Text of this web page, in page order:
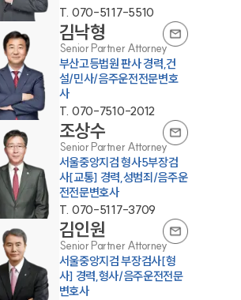
팀소개
T. 070-5117-5510
김낙형
Senior Partner Attorney
부산고등법원 판사 경력,건
설/민사/음주운전전문변호
사
T. 070-7510-2012
조상수
Senior Partner Attorney
서울중앙지검 형사5부장검
사[교통] 경력,성범죄/음주운
전전문변호사
T. 070-5117-3709
김인원
Senior Partner Attorney
서울중앙지검 부장검사[형
사] 경력,형사/음주운전전문
변호사